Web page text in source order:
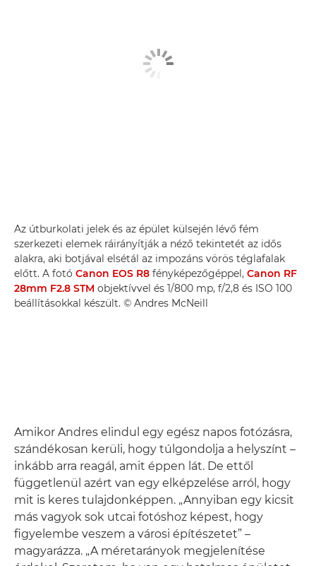
Az útburkolati jelek és az épület külsején lévő fém
szerkezeti elemek ráirányítják a néző tekintetét az idős
alakra, aki botjával elsétál az impozáns vörös téglafalak
előtt. A fotó Canon EOS R8 fényképezőgéppel, Canon RF
28mm F2.8 STM objektívvel és 1/800 mp, f/2,8 és ISO 100
beállításokkal készült. © Andres McNeill
Amikor Andres elindul egy egész napos fotózásra,
szándékosan kerüli, hogy túlgondolja a helyszínt –
inkább arra reagál, amit éppen lát. De ettől
függetlenül azért van egy elképzelése arról, hogy
mit is keres tulajdonképpen. „Annyiban egy kicsit
más vagyok sok utcai fotóshoz képest, hogy
figyelembe veszem a városi építészetet” –
magyarázza. „A méretarányok megjelenítése